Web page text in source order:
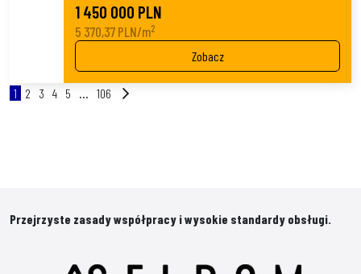
1 450 000 PLN
5 370,37 PLN/m2
Zobacz
1 2 3 4 5 ... 106
Przejrzyste zasady współpracy i wysokie standardy obsługi.